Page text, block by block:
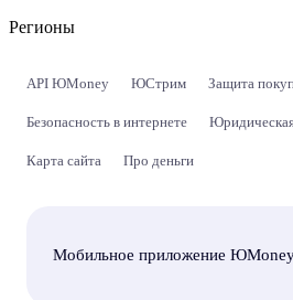
Регионы
API ЮMoney ЮСтрим Защита
Безопасность в интернете
Карта сайта Про деньги
Мобильное приложение